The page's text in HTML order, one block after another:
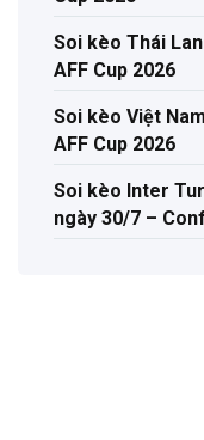
Soi kèo Thái
AFF Cup 2026
Soi kèo Việt
AFF Cup 2026
Soi kèo Inter
ngày 30/7 –